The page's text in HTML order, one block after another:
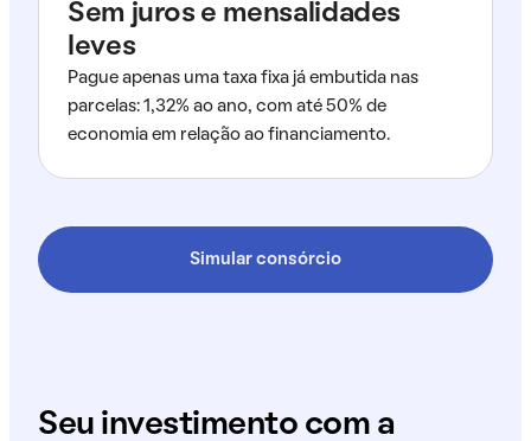
Sem juros e mensalidades
leves
Pague apenas uma taxa fixa já embutida nas
parcelas: 1,32% ao ano, com até 50% de
economia em relação ao financiamento.
Simular consórcio
Seu investimento com a